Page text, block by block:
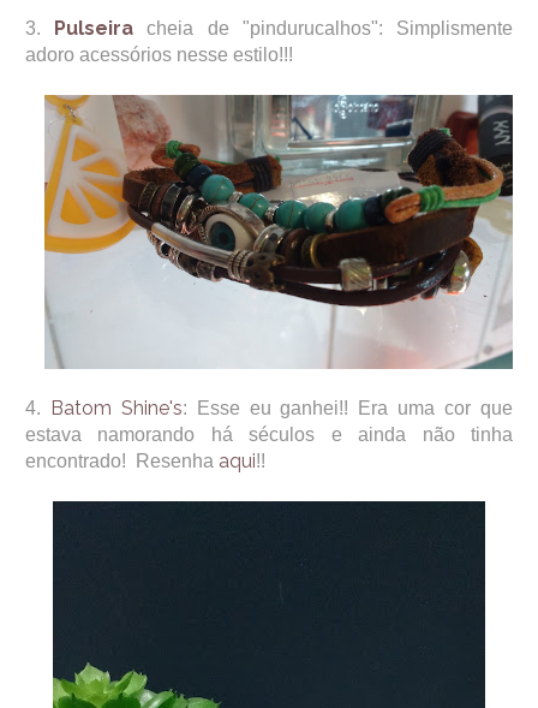
3. Pulseira cheia de "pindurucalhos": Simplismente
adoro acessórios nesse estilo!!!
4. Batom Shine's: Esse eu ganhei!! Era uma cor que
estava namorando há séculos e ainda não tinha
encontrado! Resenha aqui!!